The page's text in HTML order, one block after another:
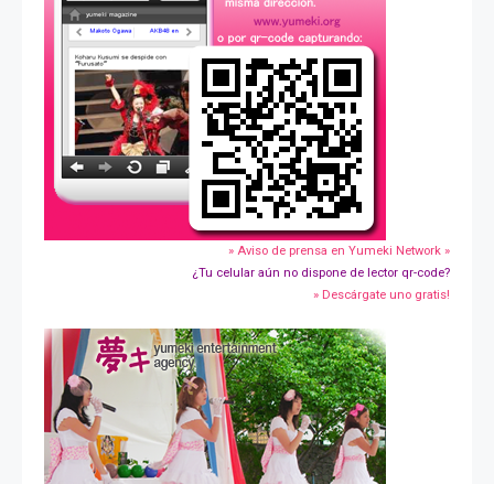
» Aviso de prensa en Yumeki Network »
¿Tu celular aún no dispone de lector qr-code?
» Descárgate uno gratis!